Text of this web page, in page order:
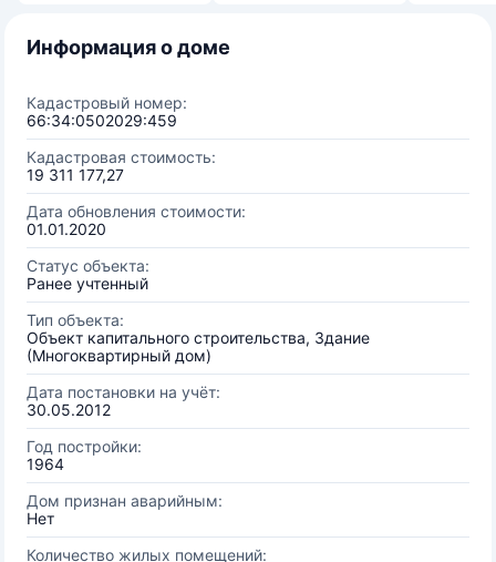
Информация о доме
Кадастровый номер:
66:34:0502029:459
Кадастровая стоимость:
19 311 177,27
Дата обновления стоимости:
01.01.2020
Статус объекта:
Ранее учтенный
Тип объекта:
Объект капитального строительства, Здание
(Многоквартирный дом)
Дата постановки на учёт:
30.05.2012
Год постройки:
1964
Дом признан аварийным:
Нет
Количество жилых помещений: